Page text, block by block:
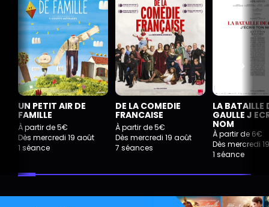
UN PETIT AIR DE
FAMILLE
À partir de 5€
Dès mercredi 19 août
1 séance
DE LA COMEDIE
FRANCAISE
À partir de 5€
Dès mercredi 19 août
7 séances
LA BATAILLE
GAULLE J
NOM
À partir de 6€
Dès mercredi
1 séance